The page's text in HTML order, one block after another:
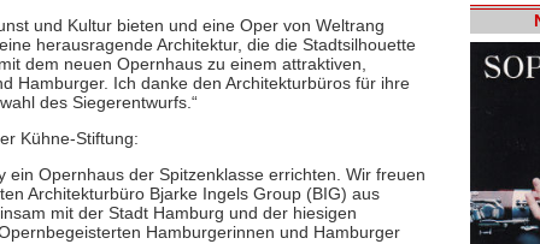
und Kultur bieten und eine Oper von Weltrang
herausragende Architektur, die die Stadtsilhouette
dem neuen Opernhaus zu einem attraktiven,
Hamburger. Ich danke den Architekturbüros für ihre
des Siegerentwurfs.“
Kühne-Stiftung:
Opernhaus der Spitzenklasse errichten. Wir freuen
Architekturbüro Bjarke Ingels Group (BIG) aus
mit der Stadt Hamburg und der hiesigen
Hamburgerinnen und Hamburger